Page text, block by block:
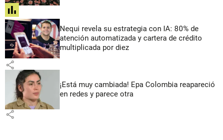
share
Nequi revela su estrategia con IA: 80% de
atención automatizada y cartera de crédito
multiplicada por diez
share
¡Está muy cambiada! Epa Colombia reapareció
en redes y parece otra
share